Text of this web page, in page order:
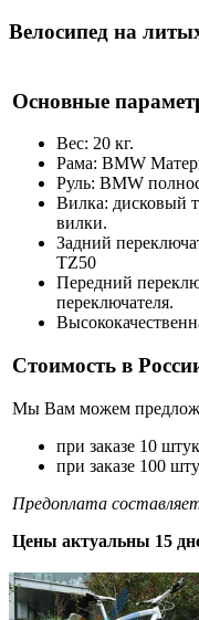
Велосипед на
Основные
Вес: 20 кг.
Рама: BMW
Руль: BMW
Вилка: дисковый
вилки.
Задний
TZ50
Передний
переключателя.
Стоимость в
Мы Вам можем
при заказе 10
при заказе 100
Предоплата
Цены актуальны 15